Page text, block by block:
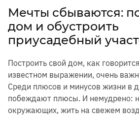
Мечты сбываются:
дом и обустроить
приусадебный
Построить свой дом, как
известном выражении, очень
Среди плюсов и минусов жизни в
побеждают плюсы. И немудрено:
окружающих, жить на свежем